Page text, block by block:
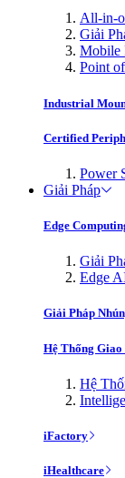
All-in-
Giải
Mobile
Point
Industrial
Certified
Power
Giải Pháp
Edge
Giải
Edge
Giải Pháp
Hệ Thống
Hệ
iFactory
iHealthcare